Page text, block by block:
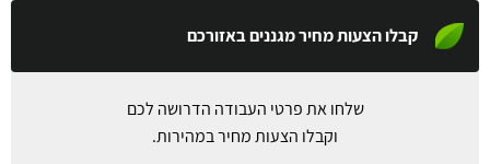
קבלו הצעות מחיר מגננים באזורכם
שלחו את פרטי העבודה הדרושה לכם
וקבלו הצעות מחיר במהירות.